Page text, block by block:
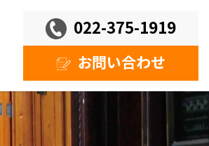
022-375-1919
お問い合わせ